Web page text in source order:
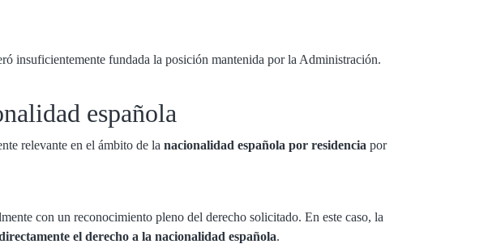
insuficientemente fundada la posición mantenida por la Administración.
española
relevante en el ámbito de la nacionalidad española por residencia por
con un reconocimiento pleno del derecho solicitado. En este caso, la
el derecho a la nacionalidad española.